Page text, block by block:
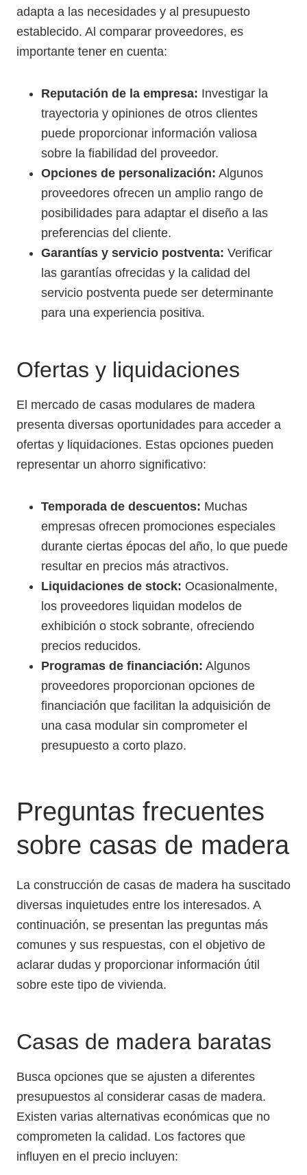
adapta a las necesidades y al presupuesto
establecido. Al comparar proveedores, es
importante tener en cuenta:
Reputación de la empresa: Investigar la
trayectoria y opiniones de otros clientes
puede proporcionar información valiosa
sobre la fiabilidad del proveedor.
Opciones de personalización: Algunos
proveedores ofrecen un amplio rango de
posibilidades para adaptar el diseño a las
preferencias del cliente.
Garantías y servicio postventa: Verificar
las garantías ofrecidas y la calidad del
servicio postventa puede ser determinante
para una experiencia positiva.
Ofertas y liquidaciones
El mercado de casas modulares de madera
presenta diversas oportunidades para acceder a
ofertas y liquidaciones. Estas opciones pueden
representar un ahorro significativo:
Temporada de descuentos: Muchas
empresas ofrecen promociones especiales
durante ciertas épocas del año, lo que puede
resultar en precios más atractivos.
Liquidaciones de stock: Ocasionalmente,
los proveedores liquidan modelos de
exhibición o stock sobrante, ofreciendo
precios reducidos.
Programas de financiación: Algunos
proveedores proporcionan opciones de
financiación que facilitan la adquisición de
una casa modular sin comprometer el
presupuesto a corto plazo.
Preguntas frecuentes
sobre casas de madera
La construcción de casas de madera ha suscitado
diversas inquietudes entre los interesados. A
continuación, se presentan las preguntas más
comunes y sus respuestas, con el objetivo de
aclarar dudas y proporcionar información útil
sobre este tipo de vivienda.
Casas de madera baratas
Busca opciones que se ajusten a diferentes
presupuestos al considerar casas de madera.
Existen varias alternativas económicas que no
comprometen la calidad. Los factores que
influyen en el precio incluyen: